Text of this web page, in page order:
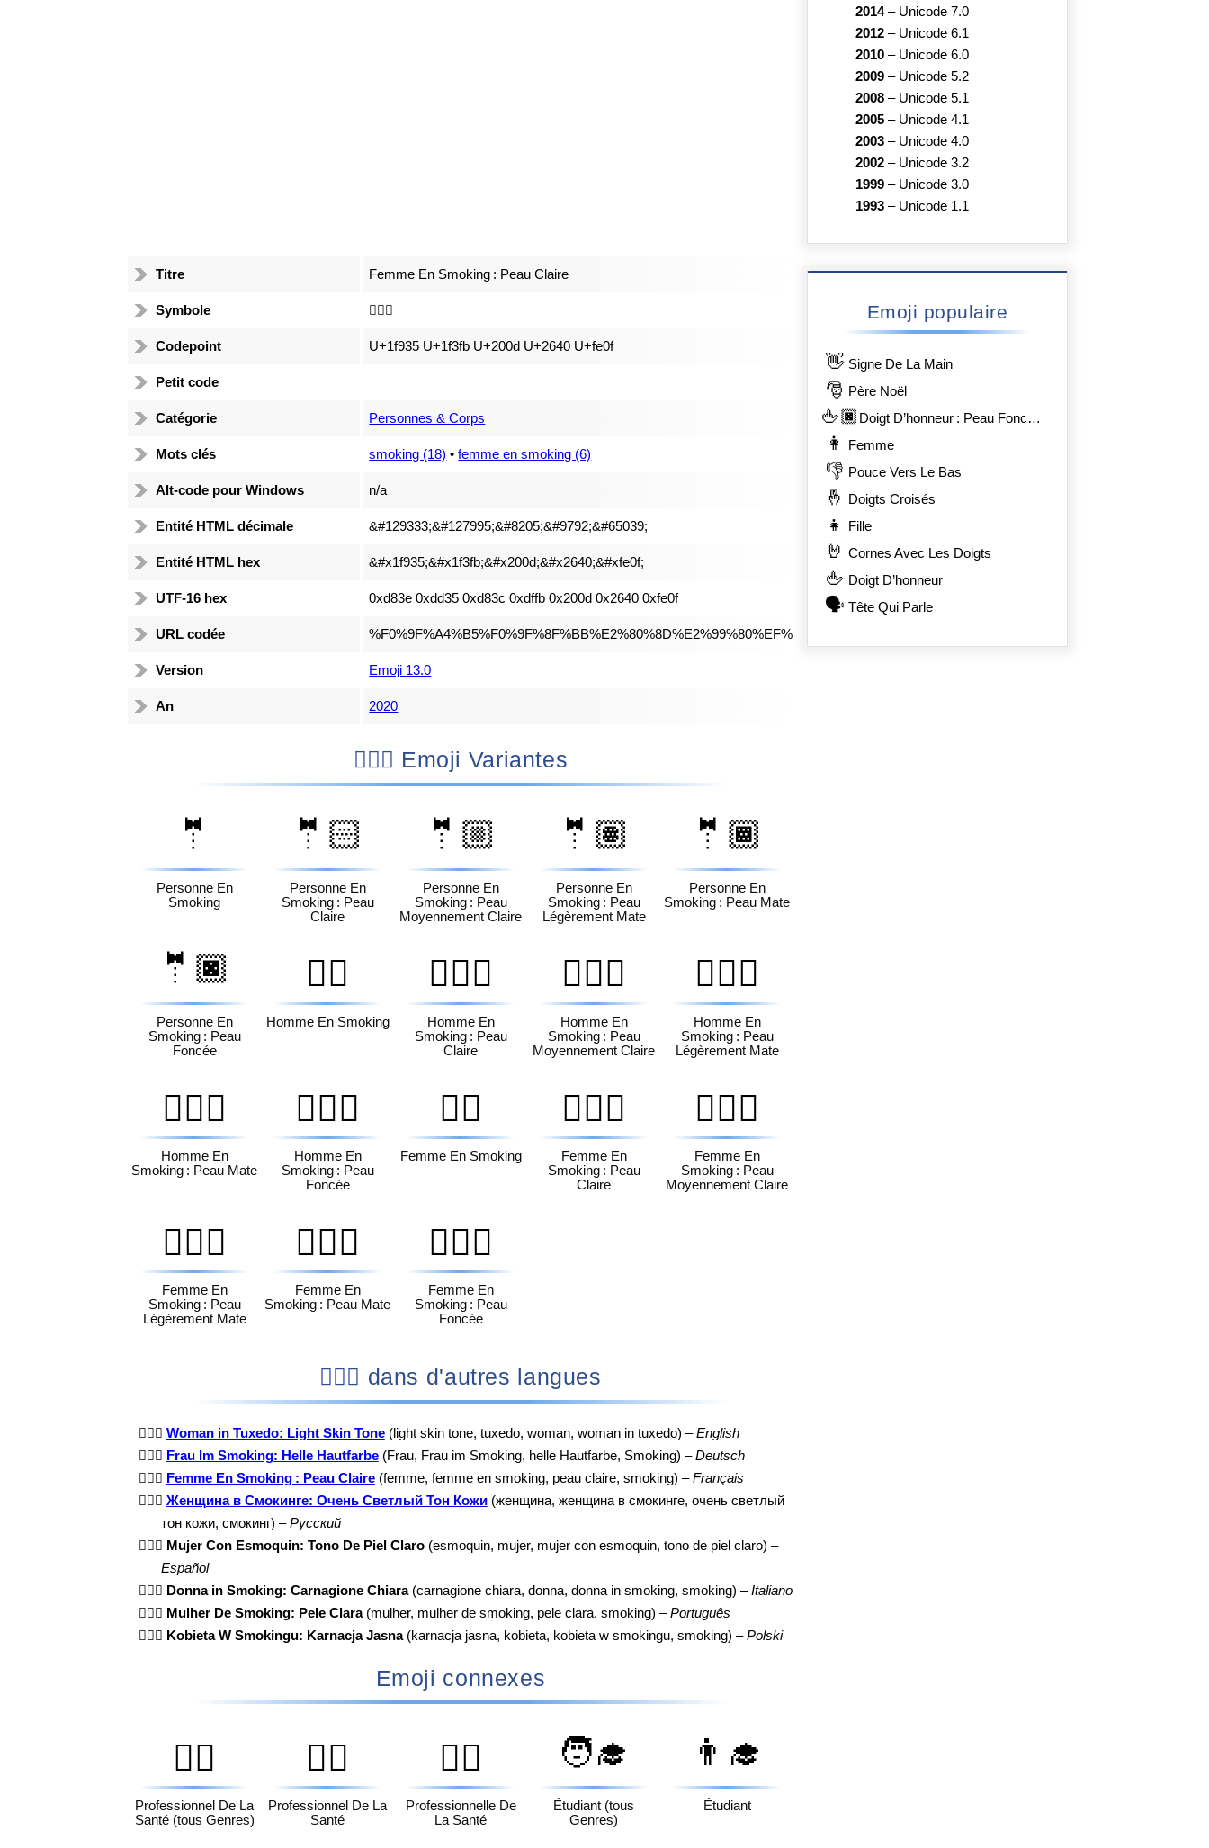
Titre Femme En Smoking : Peau Claire
Symbole 🤵🏻‍♀️
Codepoint U+1f935 U+1f3fb U+200d U+2640 U+fe0f
Petit code
Catégorie Personnes & Corps
Mots clés smoking (18) •femme en smoking (6)
Alt-code pour Windows n/a
Entité HTML décimale &#129333;&#127995;&#8205;&#9792;&#65039;
Entité HTML hex &#x1f935;&#x1f3fb;&#x200d;&#x2640;&#xfe0f;
UTF-16 hex 0xd83e 0xdd35 0xd83c 0xdffb 0x200d 0x2640 0xfe0f
URL codée %F0%9F%A4%B5%F0%9F%8F%BB%E2%80%8D%E2%99%80%EF%B8%8F
Version Emoji 13.0
An 2020
🤵🏻‍♀️ Emoji Variantes
🤵
Personne En
Smoking
🤵🏻
Personne En
Smoking : Peau
Claire
🤵🏼
Personne En
Smoking : Peau
Moyennement Claire
🤵🏽
Personne En
Smoking : Peau
Légèrement Mate
🤵🏾
Personne En
Smoking : Peau Mate
🤵🏿
Personne En
Smoking : Peau
Foncée
🤵‍♂️
Homme En Smoking
🤵🏻‍♂️
Homme En
Smoking : Peau
Claire
🤵🏼‍♂️
Homme En
Smoking : Peau
Moyennement Claire
🤵🏽‍♂️
Homme En
Smoking : Peau
Légèrement Mate
🤵🏾‍♂️
Homme En
Smoking : Peau Mate
🤵🏿‍♂️
Homme En
Smoking : Peau
Foncée
🤵‍♀️
Femme En Smoking
🤵🏻‍♀️
Femme En
Smoking : Peau
Claire
🤵🏼‍♀️
Femme En
Smoking : Peau
Moyennement Claire
🤵🏽‍♀️
Femme En
Smoking : Peau
Légèrement Mate
🤵🏾‍♀️
Femme En
Smoking : Peau Mate
🤵🏿‍♀️
Femme En
Smoking : Peau
Foncée
🤵🏻‍♀️ dans d'autres langues
🤵🏻‍♀️ Woman in Tuxedo: Light Skin Tone(light skin tone, tuxedo, woman, woman in tuxedo) –English
🤵🏻‍♀️ Frau Im Smoking: Helle Hautfarbe(Frau, Frau im Smoking, helle Hautfarbe, Smoking) –Deutsch
🤵🏻‍♀️ Femme En Smoking : Peau Claire(femme, femme en smoking, peau claire, smoking) –Français
🤵🏻‍♀️ Женщина в Смокинге: Очень Светлый Тон Кожи(женщина, женщина в смокинге, очень светлый
тон кожи, смокинг) –Русский
🤵🏻‍♀️ Mujer Con Esmoquin: Tono De Piel Claro(esmoquin, mujer, mujer con esmoquin, tono de piel claro) –
Español
🤵🏻‍♀️ Donna in Smoking: Carnagione Chiara(carnagione chiara, donna, donna in smoking, smoking) –Italiano
🤵🏻‍♀️ Mulher De Smoking: Pele Clara(mulher, mulher de smoking, pele clara, smoking) –Português
🤵🏻‍♀️ Kobieta W Smokingu: Karnacja Jasna(karnacja jasna, kobieta, kobieta w smokingu, smoking) –Polski
Emoji connexes
🧑‍⚕️
Professionnel De La
Santé (tous Genres)
👨‍⚕️
Professionnel De La
Santé
👩‍⚕️
Professionnelle De
La Santé
🧑‍🎓
Étudiant (tous
Genres)
👨‍🎓
Étudiant
2014– Unicode 7.0
2012 – Unicode 6.1
2010 – Unicode 6.0
2009 – Unicode 5.2
2008 – Unicode 5.1
2005 – Unicode 4.1
2003 – Unicode 4.0
2002 – Unicode 3.2
1999 – Unicode 3.0
1993 – Unicode 1.1
Emoji populaire
👋 Signe De La Main
🎅 Père Noël
🖕🏿 Doigt D’honneur : Peau Foncée
👩 Femme
👎 Pouce Vers Le Bas
🤞 Doigts Croisés
👧 Fille
🤘 Cornes Avec Les Doigts
🖕 Doigt D’honneur
🗣️ Tête Qui Parle